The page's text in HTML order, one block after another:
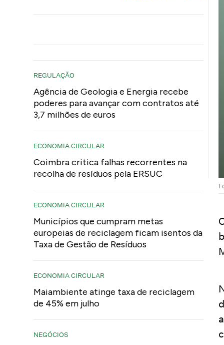
REGULAÇÃO
Agência de Geologia e Energia recebe
poderes para avançar com contratos até
3,7 milhões de euros
ECONOMIA CIRCULAR
Coimbra critica falhas recorrentes na
recolha de resíduos pela ERSUC
ECONOMIA CIRCULAR
Municípios que cumpram metas
europeias de reciclagem ficam isentos da
Taxa de Gestão de Resíduos
ECONOMIA CIRCULAR
Maiambiente atinge taxa de reciclagem
de 45% em julho
NEGÓCIOS